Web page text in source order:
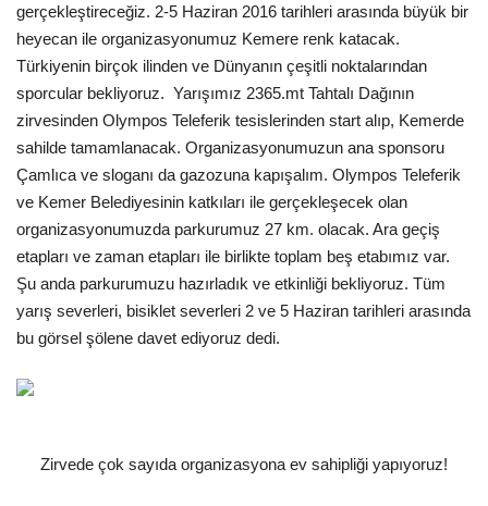
gerçekleştireceğiz. 2-5 Haziran 2016 tarihleri arasında büyük bir
heyecan ile organizasyonumuz Kemere renk katacak.
Türkiyenin birçok ilinden ve Dünyanın çeşitli noktalarından
sporcular bekliyoruz. Yarışımız 2365.mt Tahtalı Dağının
zirvesinden Olympos Teleferik tesislerinden start alıp, Kemerde
sahilde tamamlanacak. Organizasyonumuzun ana sponsoru
Çamlıca ve sloganı da gazozuna kapışalım. Olympos Teleferik
ve Kemer Belediyesinin katkıları ile gerçekleşecek olan
organizasyonumuzda parkurumuz 27 km. olacak. Ara geçiş
etapları ve zaman etapları ile birlikte toplam beş etabımız var.
Şu anda parkurumuzu hazırladık ve etkinliği bekliyoruz. Tüm
yarış severleri, bisiklet severleri 2 ve 5 Haziran tarihleri arasında
bu görsel şölene davet ediyoruz dedi.
Zirvede çok sayıda organizasyona ev sahipliği yapıyoruz!